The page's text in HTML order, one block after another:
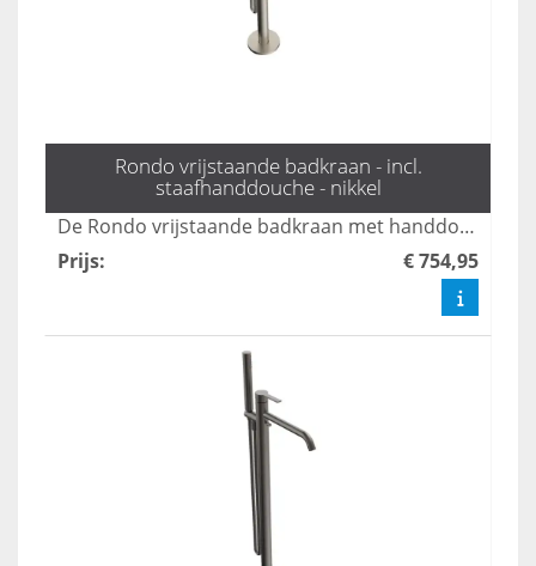
Rondo vrijstaande badkraan - incl.
staafhanddouche - nikkel
De Rondo vrijstaande badkraan met handdouche in mat zwart combineert stijl en functionaliteit, perfect voor moderne badkamers. Met een elegante uitstraling en gebruiksvriendelijke bediening biedt deze kraan een luxe ervaring tijdens uw badmomenten. Dankzij het duurzame ontwerp en de hoogwaardige afwerking is dit product een ideale keuze voor elk interieur.
Prijs: € 754,95